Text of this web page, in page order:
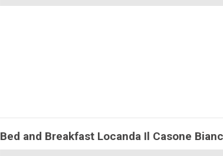
Bed and Breakfast Locanda Il Casone